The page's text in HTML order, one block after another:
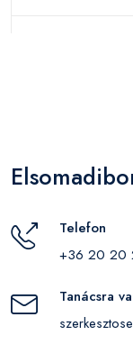
Telefon
+36 20 20
Tanácsra